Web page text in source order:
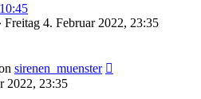
Freitag 4. Februar 2022, 23:35
sirenen_muenster
2022, 23:35